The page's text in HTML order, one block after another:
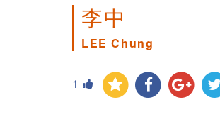
李中
LEE Chung
1